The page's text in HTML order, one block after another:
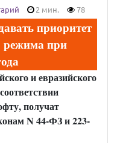
2 мин. 78
приоритет
режима при
и евразийского
получат
N 44-ФЗ и 223-